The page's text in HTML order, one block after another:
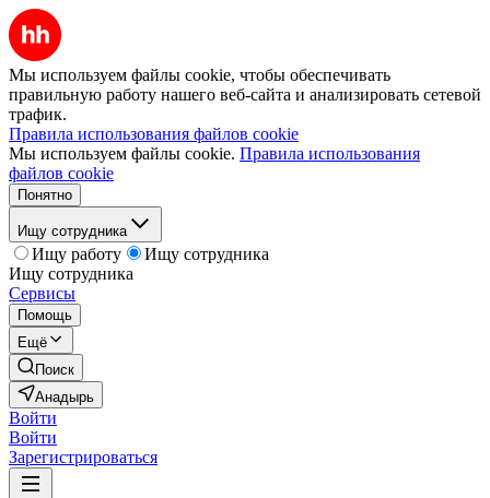
Мы используем файлы cookie, чтобы обеспечивать
правильную работу нашего веб-сайта и анализировать сетевой
трафик.
Правила использования файлов cookie
Мы используем файлы cookie. Правила использования
файлов cookie
Понятно
Ищу сотрудника
Ищу работу
Ищу сотрудника
Ищу сотрудника
Сервисы
Помощь
Ещё
Поиск
Анадырь
Войти
Войти
Зарегистрироваться